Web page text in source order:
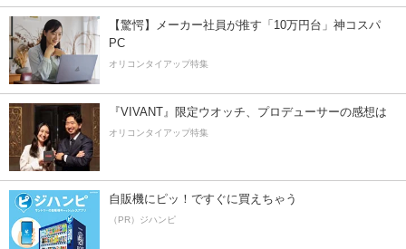
【驚愕】メーカー社員が推す「10万円台」神コスパ
PC
オリコンタイアップ特集
『VIVANT』限定ウオッチ、プロデューサーの感想は
オリコンタイアップ特集
自販機にピッ！ですぐに買えちゃう
（PR）ジハンピ